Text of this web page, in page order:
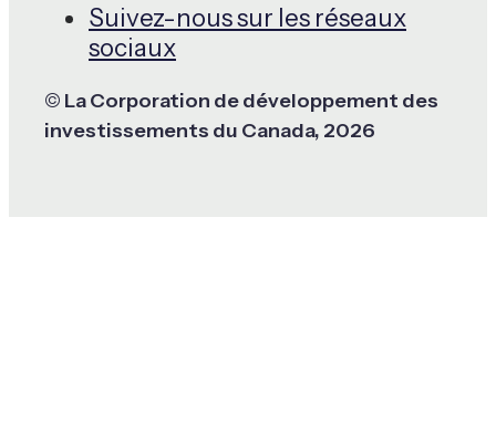
Suivez-nous sur les réseaux
sociaux
© La Corporation de développement des
investissements du Canada, 2026